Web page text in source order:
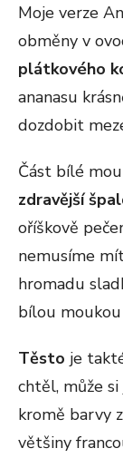
Moje verze
obměny v
plátkového
ananasu
dozdobit
Část bílé
zdravější
oříškově
nemusíme
hromadu
bílou moukou
Těsto je
chtěl, může
kromě barvy
většiny